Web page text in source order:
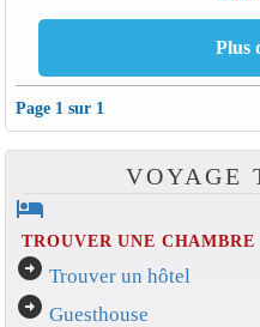
Page 1 sur 1
VOYAGE
hotel
TROUVER UNE CHAMBRE
arrow_circle_right Trouver un hôtel
arrow_circle_right Guesthouse